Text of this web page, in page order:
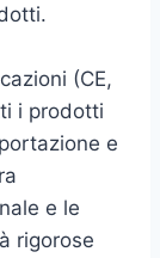
(CE,
i prodotti
e
e le
rigorose